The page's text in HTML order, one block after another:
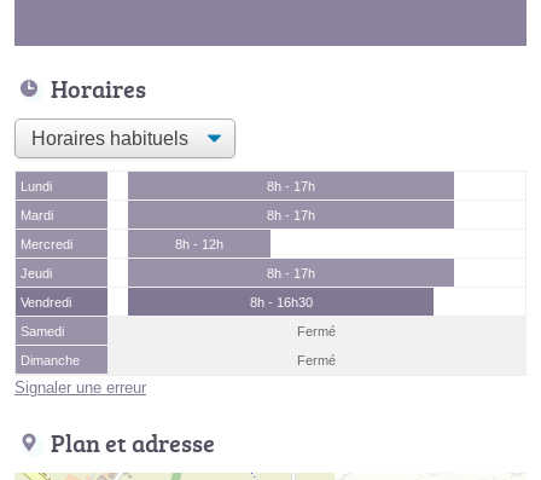
Horaires
Lundi
8h - 17h
Mardi
8h - 17h
Mercredi
8h - 12h
Jeudi
8h - 17h
Vendredi
8h - 16h30
Samedi
Fermé
Dimanche
Fermé
Signaler une erreur
Plan et adresse